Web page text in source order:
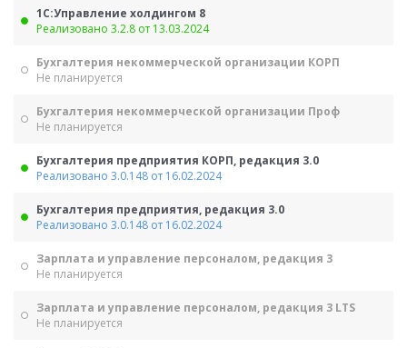
1С:Управление холдингом 8
Реализовано 3.2.8 от 13.03.2024
Бухгалтерия некоммерческой организации КОРП
Не планируется
Бухгалтерия некоммерческой организации Проф
Не планируется
Бухгалтерия предприятия КОРП, редакция 3.0
Реализовано 3.0.148 от 16.02.2024
Бухгалтерия предприятия, редакция 3.0
Реализовано 3.0.148 от 16.02.2024
Зарплата и управление персоналом, редакция 3
Не планируется
Зарплата и управление персоналом, редакция 3 LTS
Не планируется